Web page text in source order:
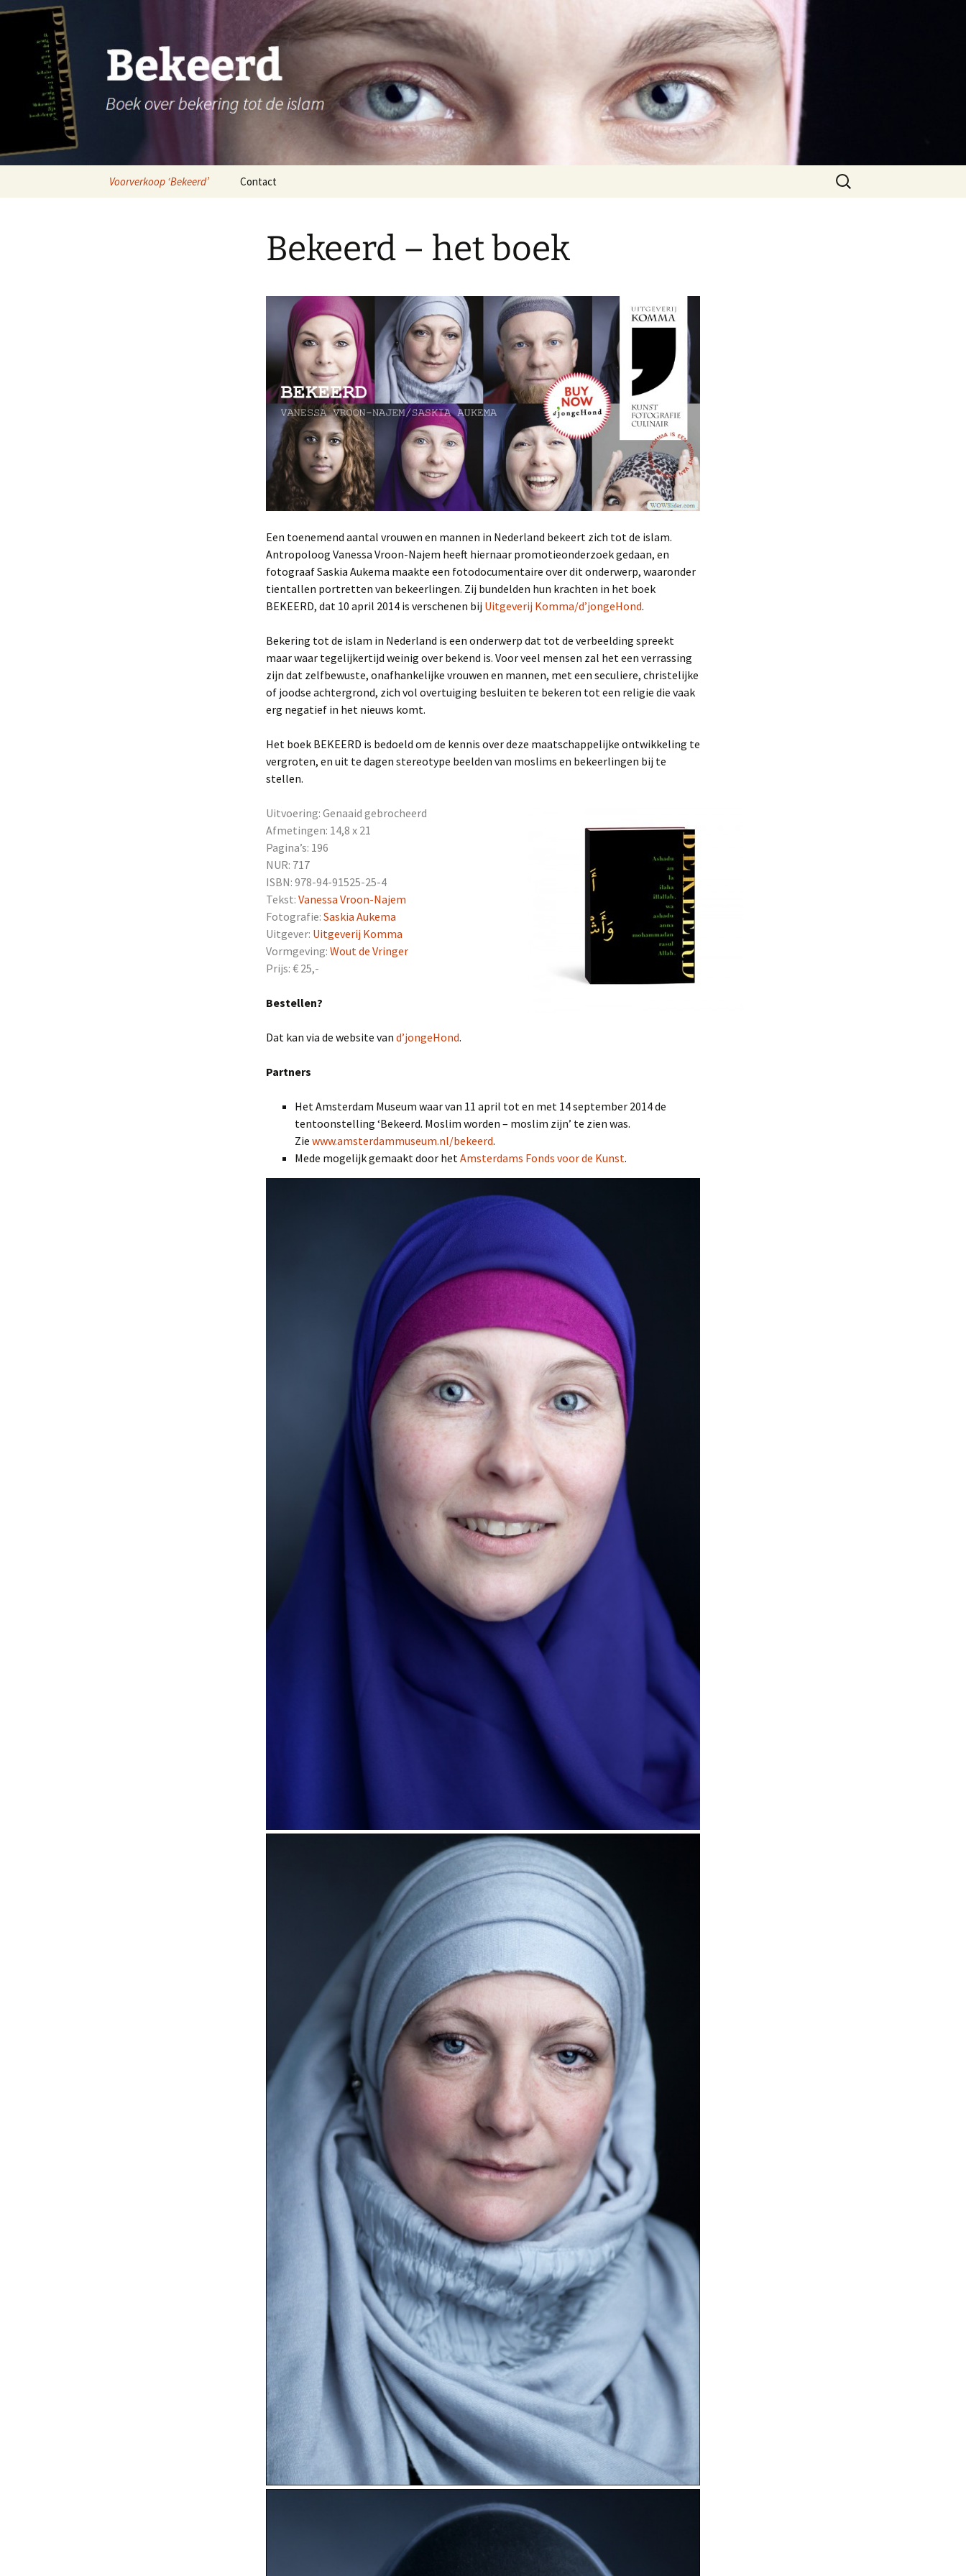
Ga
Bekeerd
Boek over bekering tot de islam
Voorverkoop ‘Bekeerd’ Contact
Zoeken
naar:
Bekeerd – het boek
Een toenemend aantal vrouwen en mannen in Nederland bekeert zich tot de islam.
Antropoloog Vanessa Vroon-Najem heeft hiernaar promotieonderzoek gedaan, en
fotograaf Saskia Aukema maakte een fotodocumentaire over dit onderwerp, waaronder
tientallen portretten van bekeerlingen. Zij bundelden hun krachten in het boek
BEKEERD, dat 10 april 2014 is verschenen bij Uitgeverij Komma/d’jongeHond.
Bekering tot de islam in Nederland is een onderwerp dat tot de verbeelding spreekt
maar waar tegelijkertijd weinig over bekend is. Voor veel mensen zal het een verrassing
zijn dat zelfbewuste, onafhankelijke vrouwen en mannen, met een seculiere, christelijke
of joodse achtergrond, zich vol overtuiging besluiten te bekeren tot een religie die vaak
erg negatief in het nieuws komt.
Het boek BEKEERD is bedoeld om de kennis over deze maatschappelijke ontwikkeling te
vergroten, en uit te dagen stereotype beelden van moslims en bekeerlingen bij te
stellen.
Uitvoering: Genaaid gebrocheerd
Afmetingen: 14,8 x 21
Pagina’s: 196
NUR: 717
ISBN: 978-94-91525-25-4
Tekst: Vanessa Vroon-Najem
Fotografie: Saskia Aukema
Uitgever: Uitgeverij Komma
Vormgeving: Wout de Vringer
Prijs: € 25,-
Bestellen?
Dat kan via de website van d’jongeHond.
Partners
Het Amsterdam Museum waar van 11 april tot en met 14 september 2014 de
tentoonstelling ‘Bekeerd. Moslim worden – moslim zijn’ te zien was.
Zie www.amsterdammuseum.nl/bekeerd.
Mede mogelijk gemaakt door het Amsterdams Fonds voor de Kunst.